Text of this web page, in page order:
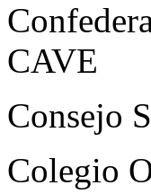
CAVE
Consejo
Colegio